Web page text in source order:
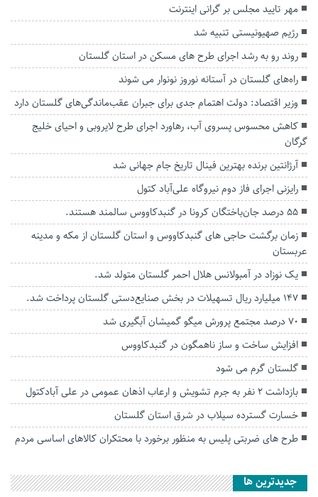
مهر تایید مجلس بر گرانی اینترنت
رژیم صهیونیستی تنبیه شد
روند رو به رشد اجرای طرح های مسکن در استان گلستان
راه‌های گلستان در آستانه نوروز نونوار می شوند
وزیر اقتصاد: دولت اهتمام جدی برای جبران عقب‌ماندگی‌های گلستان دارد
کاهش محسوس پسروی آب، رهاورد اجرای طرح لایروبی و احیای خلیج
گرگان
آرژانتین برنده بهترین فینال تاریخ جام جهانی شد
رایزنی اجرای فاز دوم نیروگاه علی‌آباد کتول
۵۵ درصد جان‌باختگان کرونا در گنبدکاووس سالمند هستند.
زمان برگشت حاجی های گنبدکاووس و استان گلستان از مکه و مدینه
عربستان
یک نوزاد در آمبولانس هلال احمر گلستان متولد شد.
۱۴۷ میلیارد ریال تسهیلات در بخش صنایع‌دستی گلستان پرداخت شد.
۷۰ درصد مجتمع پرورش میگو گمیشان آبگیری شد
افزایش ساخت و ساز ناهمگون در گنبدکاووس
گلستان گرم می شود
بازداشت ۲ نفر به جرم تشویش و ارعاب اذهان عمومی در علی آبادکتول
خسارت گسترده سیلاب در شرق استان گلستان
طرح های ضربتی پلیس به منظور برخورد با محتکران کالاهای اساسی مردم
جديدترين ها